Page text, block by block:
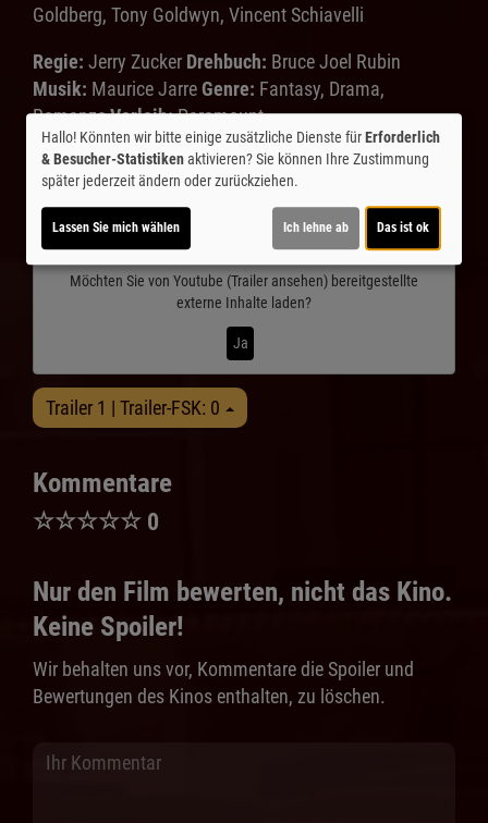
Goldberg, Tony Goldwyn, Vincent Schiavelli
Regie: Jerry Zucker Drehbuch: Bruce Joel Rubin
Musik: Maurice Jarre Genre: Fantasy, Drama,
RomanzeVerleih:Paramount
Inhalte zum Teil von
© CINEPROG ...macht Lust auf Ihr Kino!
Möchten Sie von Youtube (Trailer ansehen) bereitgestellte
externe Inhalte laden?
Ja
Trailer 1 | Trailer-FSK: 0
Kommentare
☆☆☆☆☆ 0
Nur den Film bewerten, nicht das Kino.
Keine Spoiler!
Wir behalten uns vor, Kommentare die Spoiler und
Bewertungen des Kinos enthalten, zu löschen.
Hallo! Könnten wir bitte einige zusätzliche Dienste fürErforderlich
& Besucher-Statistikenaktivieren? Sie können Ihre Zustimmung
später jederzeit ändern oder zurückziehen.
Lassen Sie mich wählen Ich lehne ab Das ist ok